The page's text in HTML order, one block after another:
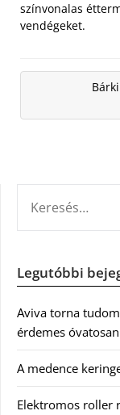
színvonalas
vendégeket.
Legutóbbi
Aviva torna
érdemes
A medence
Elektromos roller